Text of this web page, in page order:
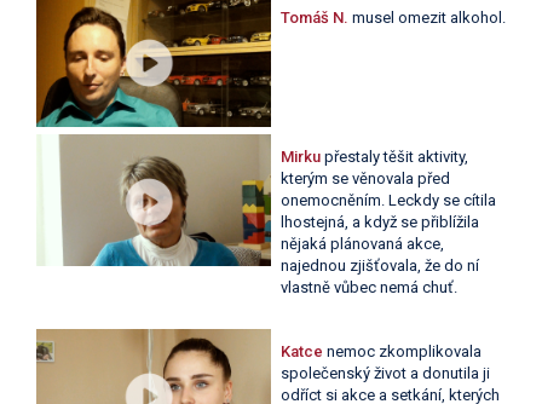
Tomáš N. musel omezit alkohol.
Mirku přestaly těšit aktivity,
kterým se věnovala před
onemocněním. Leckdy se cítila
lhostejná, a když se přiblížila
nějaká plánovaná akce,
najednou zjišťovala, že do ní
vlastně vůbec nemá chuť.
Katce nemoc zkomplikovala
společenský život a donutila ji
odříct si akce a setkání, kterých